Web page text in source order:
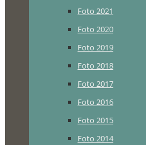
Foto 2021
Foto 2020
Foto 2019
Foto 2018
Foto 2017
Foto 2016
Foto 2015
Foto 2014